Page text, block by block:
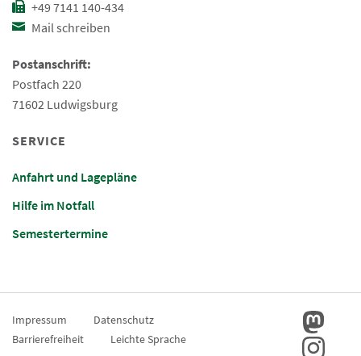
+49 7141 140-434
Mail schreiben
Postanschrift:
Postfach 220
71602 Ludwigsburg
SERVICE
Anfahrt und Lagepläne
Hilfe im Notfall
Semestertermine
Impressum
Datenschutz
Barrierefreiheit
Leichte Sprache